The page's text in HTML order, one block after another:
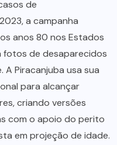
de
a campanha
anos 80 nos Estados
fotos de desaparecidos
A Piracanjuba usa sua
para alcançar
criando versões
com o apoio do perito
em projeção de idade.